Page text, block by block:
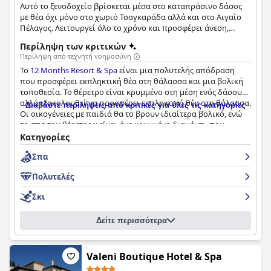
Αυτό το ξενοδοχείο βρίσκεται μέσα στο καταπράσινο δάσος
με θέα όχι μόνο στο χωριό Τσαγκαράδα αλλά και στο Αιγαίο
Πέλαγος. Λειτουργεί όλο το χρόνο και προσφέρει άνεση,
εστιατόριο, την εξωτερική πισίνα & pool bar, το σπα, το
γυμναστήριο και πολλές άλλες εγκαταστάσεις.
Περίληψη των κριτικών
Περίληψη από τεχνητή νοημοσύνη
Το 12 Months Resort & Spaείναι μια πολυτελής απόδραση
που προσφέρει εκπληκτική θέα στη θάλασσα και μια βολική
τοποθεσία. Το θέρετρο είναι κρυμμένο στη μέση ενός δάσους,
αλλά εξακολουθεί να προσφέρει εκπληκτική θέα στη θάλασσα.
Οι οικογένειες με παιδιά θα το βρουν ιδιαίτερα βολικό, ενώ
το σπα του θέρετρου είναι ένα κρυμμένο διαμάντι, που
βρίσκεται στην κορυφή ενός βουνού. Το πρωινό λαμβάνει
ανάμεικτες κριτικές από τους επισκέπτες, αλλά τα δωμάτια
είναι μοντέρνα, καθαρά και ευρύχωρα, προσφέροντας μια
εξυπηρετικό, με εξαιρετικές υπηρεσίες που εξασφαλίζουν ότι
οι επισκέπτες είναι καλά φροντισμένοι. Συνολικά, το
Months Resort & Spa
είναι μια εξαιρετική διαμονή με μερικές
μικρές περιοχές για βελτίωση.
Διαβάστε περιλήψεις από κριτικές για όλες τις κατηγορίες
Κατηγορίες
Σπα
Πολυτελές
Σκι
Δείτε περισσότερα
Valeni Boutique Hotel & Spa